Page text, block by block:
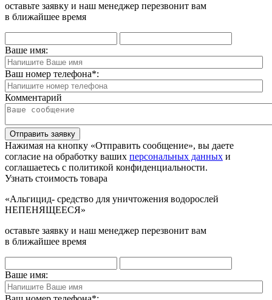
оставьте заявку и наш менеджер перезвонит вам
в ближайшее время
Ваше имя:
Ваш номер телефона*:
Комментарий
Отправить заявку
Нажимая на кнопку «Отправить сообщение», вы даете
согласие на обработку ваших персональных данных и
соглашаетесь с политикой конфиденциальности.
Узнать стоимость товара
«Альгицид- средство для уничтожения водорослей
НЕПЕНЯЩЕЕСЯ»
оставьте заявку и наш менеджер перезвонит вам
в ближайшее время
Ваше имя: